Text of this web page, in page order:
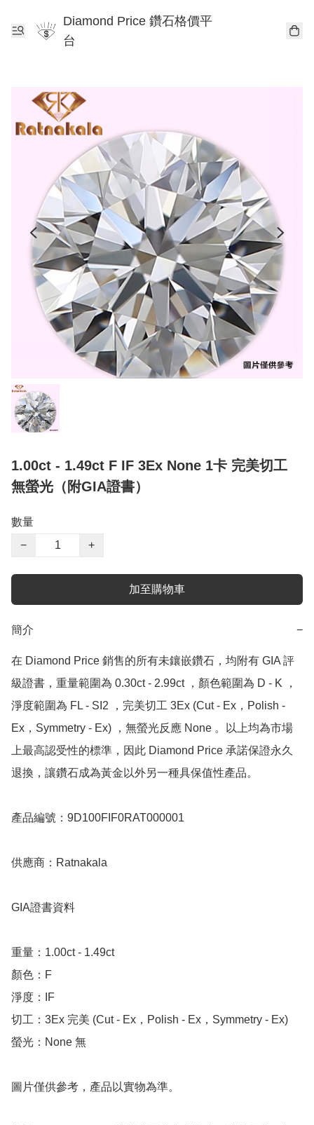
Diamond Price 鑽石格價平
台
1.00ct - 1.49ct F IF 3Ex None 1卡 完美切工
無螢光（附GIA證書）
數量
−
+
加至購物車
簡介 −
在 Diamond Price 銷售的所有未鑲嵌鑽石，均附有 GIA 評
級證書，重量範圍為 0.30ct - 2.99ct ，顏色範圍為 D - K ，
淨度範圍為 FL - SI2 ，完美切工 3Ex (Cut - Ex，Polish -
Ex，Symmetry - Ex) ，無螢光反應 None 。以上均為市場
上最高認受性的標準，因此 Diamond Price 承諾保證永久
退換，讓鑽石成為黃金以外另一種具保值性產品。
產品編號：9D100FIF0RAT000001
供應商：Ratnakala
GIA證書資料
重量：1.00ct - 1.49ct
顏色：F
淨度：IF
切工：3Ex 完美 (Cut - Ex，Polish - Ex，Symmetry - Ex)
螢光：None 無
圖片僅供參考，產品以實物為準。